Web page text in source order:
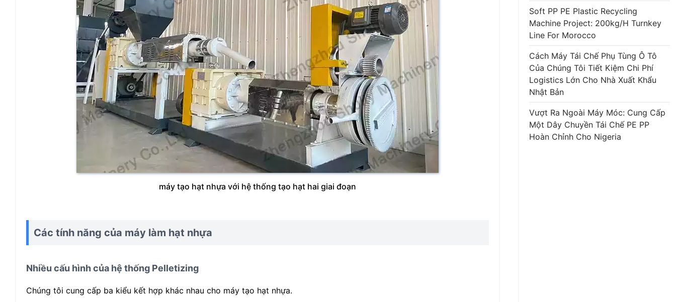
máy tạo hạt nhựa với hệ thống tạo hạt hai giai đoạn
Các tính năng của máy làm hạt nhựa
Nhiều cấu hình của hệ thống Pelletizing
Chúng tôi cung cấp ba kiểu kết hợp khác nhau cho máy tạo hạt nhựa.
Soft PP PE Plastic Recycling
Machine Project: 200kg/h Turnkey
Line For Morocco
Cách Máy Tái Chế Phụ Tùng Ô Tô
Của Chúng Tôi Tiết Kiệm Chi Phí
Logistics Lớn Cho Nhà Xuất Khẩu
Nhật Bản
Vượt Ra Ngoài Máy Móc: Cung Cấp
Một Dây Chuyền Tái Chế PE PP
Hoàn Chỉnh Cho Nigeria